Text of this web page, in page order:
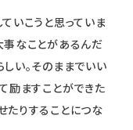
いこうと思っていま
事なことがあるんだ
い。そのままでいい
励ますことができた
たりすることにつな